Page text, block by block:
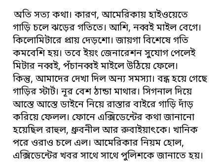
অতি সত্য কথা। কারণ, আমেরিকায় হাইওয়েতে
গাড়ি চলে ঝড়ের গতিতে। আশি, নব্বই মাইল বেগে।
কিলোমিটারে প্রায় দেড়শো। জায়গা বিশেষে গতি
কমবেশি হয়। তবে ইয়ং জেনারেশন সুযোগ পেলেই
মিটার নব্বই, পঁচানব্বই মাইলে উঠিয়ে ফেলে।
কিন্তু, আমাদের দেখা দিল অন্য সমস্যা। বন্ধ হয়ে গেছে
গাড়ির স্টার্ট। নূর বেশ ঠান্ডা মাথার। সিগনাল দিয়ে
আস্তে আস্তে ডাইনে নিয়ে রাস্তার বাইরে গাড়ি দাঁড়
করিয়ে ফেলল। ফোনে এক্সিডেন্টের কথা জানানো
হয়েছিল রাহুল, ধ্রুবনীল আর রুবাইয়াৎকে। খানিক
পরে ওরাও চলে এল। আমেরিকার নিয়ম হোল,
এক্সিডেন্টের খবর সাথে সাথে পুলিশকে জানাতে হয়।